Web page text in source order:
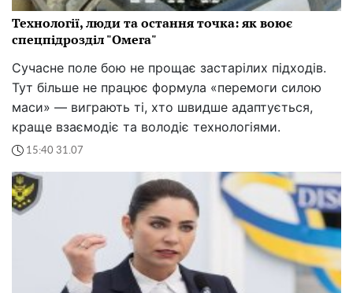
Технології, люди та остання точка: як воює
спецпідрозділ "Омега"
Сучасне поле бою не прощає застарілих підходів.
Тут більше не працює формула «перемоги силою
маси» — виграють ті, хто швидше адаптується,
краще взаємодіє та володіє технологіями.
15:40 31.07